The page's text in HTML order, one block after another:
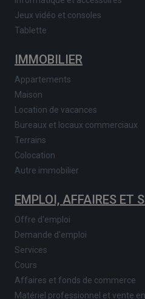
Jeux vidéo et consoles
Tablette
IMMOBILIER
Appartements
Maison
Location de vacances
Bureaux et locaux commerciaux
Terrains
Colocation
Autre immobilier
EMPLOI, AFFAIRES ET
Offre d'emploi
Demande d'emploi
Services
Cours
Affaires et fonds de commerce
Matériel professionnel et vente